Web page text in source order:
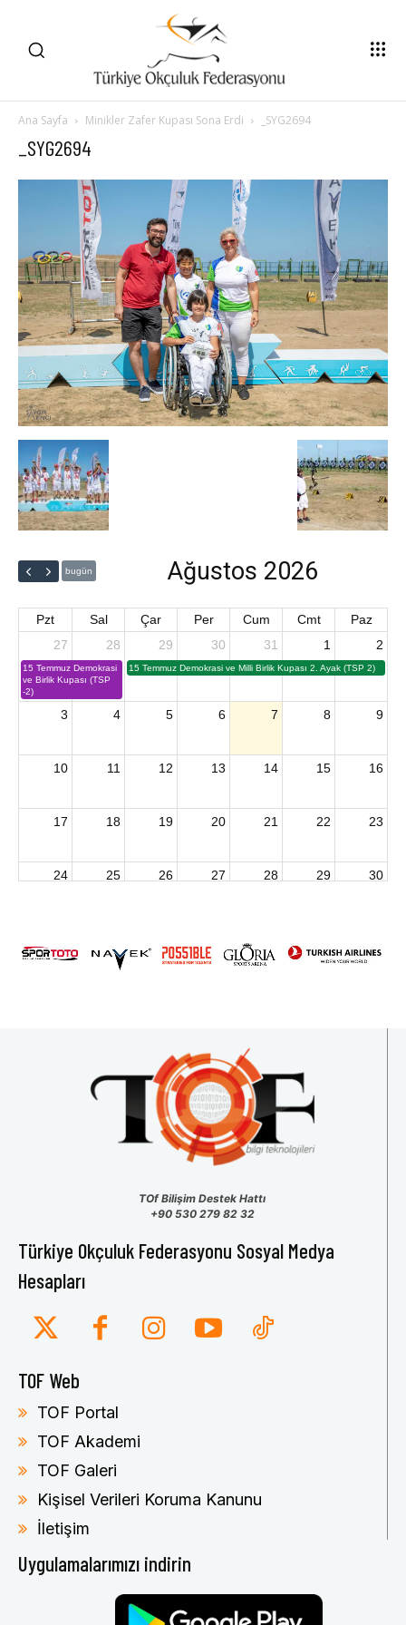
Ana Sayfa Minikler Zafer Kupası Sona Erdi _SYG2694
_SYG2694
bugün Ağustos 2026
Pzt Sal Çar Per Cum Cmt
Paz
27
15 Temmuz Demokrasi
ve Birlik Kupası (TSP
-2)
28 29
15 Temmuz Demokrasi ve Milli Birlik Kupası 2. Ayak (TSP 2)
30 31 1 2
3 4 5 6 7 8 9
10 11 12 13 14 15 16
17 18 19 20 21 22 23
24 25 26 27 28 29 30
TOf Bilişim Destek Hattı
+90 530 279 82 32
Türkiye Okçuluk Federasyonu Sosyal Medya
Hesapları
TOF Web
TOF Portal
TOF Akademi
TOF Galeri
Kişisel Verileri Koruma Kanunu
İletişim
Uygulamalarımızı indirin